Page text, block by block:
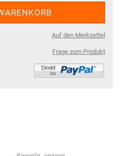
Auf den Merkzettel
Frage zum Produkt